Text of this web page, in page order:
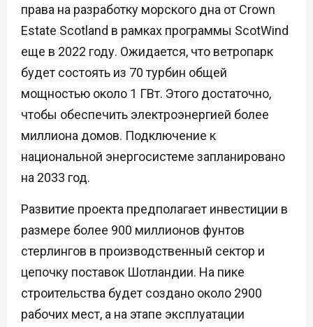
права на разработку морского дна от Crown
Estate Scotland в рамках программы ScotWind
еще в 2022 году. Ожидается, что ветропарк
будет состоять из 70 турбин общей
мощностью около 1 ГВт. Этого достаточно,
чтобы обеспечить электроэнергией более
миллиона домов. Подключение к
национальной энергосистеме запланировано
на 2033 год.
Развитие проекта предполагает инвестиции в
размере более 900 миллионов фунтов
стерлингов в производственный сектор и
цепочку поставок Шотландии. На пике
строительства будет создано около 2900
рабочих мест, а на этапе эксплуатации